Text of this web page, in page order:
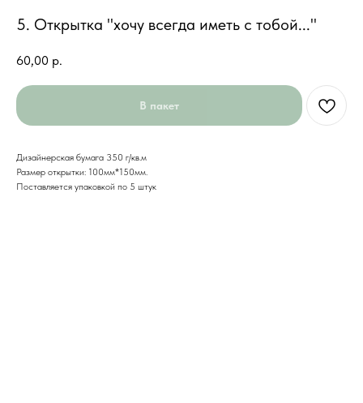
5. Открытка "хочу всегда иметь с тобой..."
60,00 р.
В пакет
Дизайнерская бумага 350 г/кв.м
Размер открытки: 100мм*150мм.
Поставляется упаковкой по 5 штук